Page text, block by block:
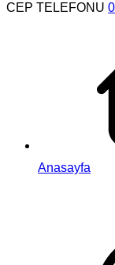
CEP TELEFONU
Anasayfa